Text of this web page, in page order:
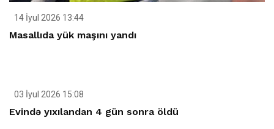
14 İyul 2026 13:44
Masallıda yük maşını yandı
03 İyul 2026 15:08
Evində yıxılandan 4 gün sonra öldü